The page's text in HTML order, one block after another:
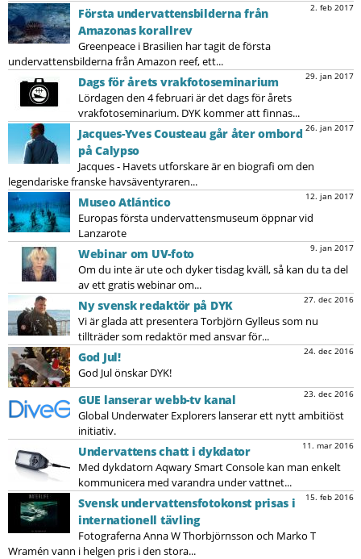
2. feb 2017
Första undervattensbilderna från
Amazonas korallrev
Greenpeace i Brasilien har tagit de första
undervattensbilderna från Amazon reef, ett...
29. jan 2017
Dags för årets vrakfotoseminarium
Lördagen den 4 februari är det dags för årets
vrakfotoseminarium. DYK kommer att finnas...
26. jan 2017
Jacques-Yves Cousteau går åter ombord
på Calypso
Jacques - Havets utforskare är en biografi om den
legendariske franske havsäventyraren...
12. jan 2017
Museo Atlántico
Europas första undervattensmuseum öppnar vid
Lanzarote
9. jan 2017
Webinar om UV-foto
Om du inte är ute och dyker tisdag kväll, så kan du ta del
av ett gratis webinar om...
27. dec 2016
Ny svensk redaktör på DYK
Vi är glada att presentera Torbjörn Gylleus som nu
tillträder som redaktör med ansvar för...
24. dec 2016
God Jul!
God Jul önskar DYK!
23. dec 2016
GUE lanserar webb-tv kanal
Global Underwater Explorers lanserar ett nytt ambitiöst
initiativ.
11. mar 2016
Undervattens chatt i dykdator
Med dykdatorn Aqwary Smart Console kan man enkelt
kommunicera med varandra under vattnet...
15. feb 2016
Svensk undervattensfotokonst prisas i
internationell tävling
Fotograferna Anna W Thorbjörnsson och Marko T
Wramén vann i helgen pris i den stora...